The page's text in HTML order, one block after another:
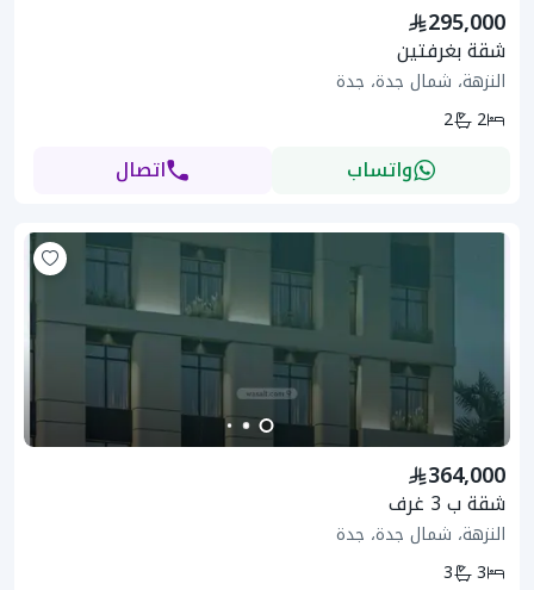
295,000
شقة بغرفتين
النزهة، شمال جدة، جدة
2
2
واتساب اتصال
364,000
شقة ب 3 غرف
النزهة، شمال جدة، جدة
3
3